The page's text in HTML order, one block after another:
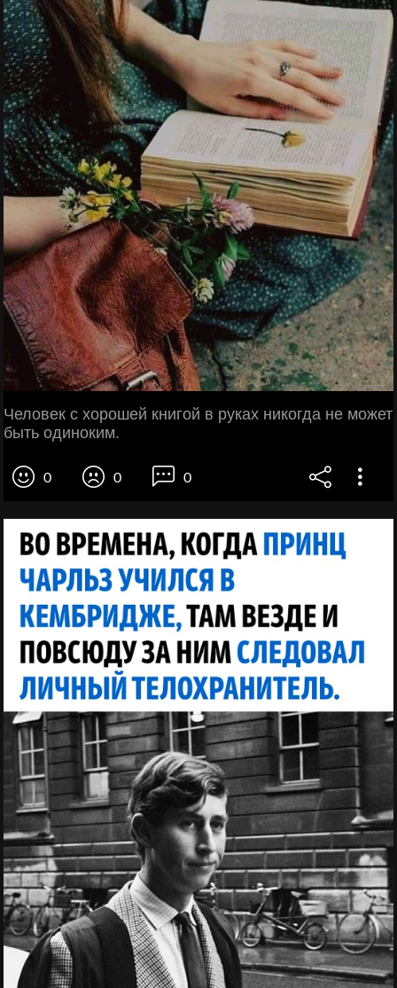
Человек с хорошей книгой в руках никогда не может
быть одиноким.
0 0 0